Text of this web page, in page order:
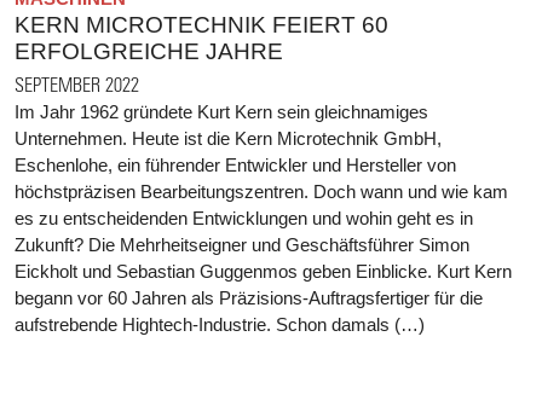
KERN MICROTECHNIK FEIERT 60
ERFOLGREICHE JAHRE
SEPTEMBER 2022
Im Jahr 1962 gründete Kurt Kern sein gleichnamiges
Unternehmen. Heute ist die Kern Microtechnik GmbH,
Eschenlohe, ein führender Entwickler und Hersteller von
höchstpräzisen Bearbeitungszentren. Doch wann und wie kam
es zu entscheidenden Entwicklungen und wohin geht es in
Zukunft? Die Mehrheitseigner und Geschäftsführer Simon
Eickholt und Sebastian Guggenmos geben Einblicke. Kurt Kern
begann vor 60 Jahren als Präzisions-Auftragsfertiger für die
aufstrebende Hightech-Industrie. Schon damals (…)